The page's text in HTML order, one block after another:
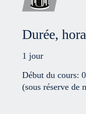
Durée,
1 jour
Début du cours:
(sous réserve de